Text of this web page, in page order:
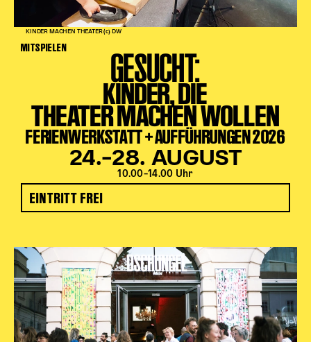
KINDER MACHEN THEATER (c) DW
MITSPIELEN GESUCHT:
KINDER, DIE
THEATER MACHEN WOLLEN
FERIENWERKSTATT + AUFFÜHRUNGEN 2026
24.–28. AUGUST
10.00–14.00 Uhr
EINTRITT FREI